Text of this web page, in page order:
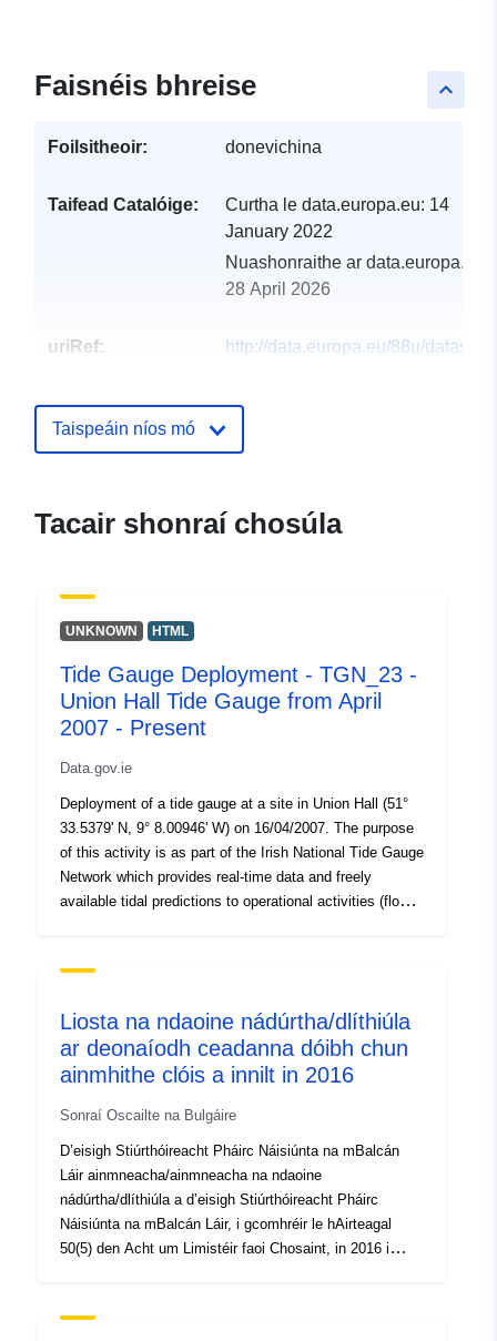
keyboard_arrow_up
Faisnéis bhreise
Foilsitheoir: donevichina
Taifead Catalóige: Curtha le data.europa.eu: 14
January 2022
Nuashonraithe ar data.europa.eu:
28 April 2026
uriRef: http://data.europa.eu/88u/dataset/
Taispeáin níos mó
Tacair shonraí chosúla
UNKNOWN HTML
Tide Gauge Deployment - TGN_23 -
Union Hall Tide Gauge from April
2007 - Present
Data.gov.ie
Deployment of a tide gauge at a site in Union Hall (51°
33.5379' N, 9° 8.00946' W) on 16/04/2007. The purpose
of this activity is as part of the Irish National Tide Gauge
Network which provides real-time data and freely
available tidal predictions to operational activities (flood
Liosta na ndaoine nádúrtha/dlíthiúla
ar deonaíodh ceadanna dóibh chun
ainmhithe clóis a innilt in 2016
Sonraí Oscailte na Bulgáire
D’eisigh Stiúrthóireacht Pháirc Náisiúnta na mBalcán
Láir ainmneacha/ainmneacha na ndaoine
nádúrtha/dlíthiúla a d’eisigh Stiúrthóireacht Pháirc
Náisiúnta na mBalcán Láir, i gcomhréir le hAirteagal
50(5) den Acht um Limistéir faoi Chosaint, in 2016 i